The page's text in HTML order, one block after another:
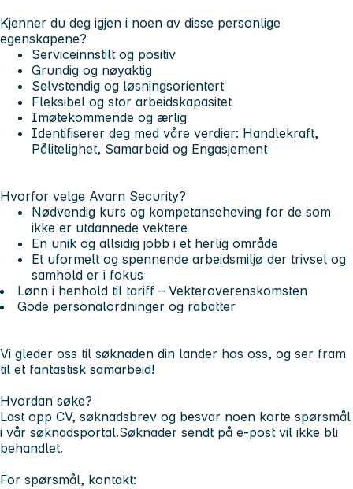
Kjenner du deg igjen i noen av disse personlige
egenskapene?
Serviceinnstilt og positiv
Grundig og nøyaktig
Selvstendig og løsningsorientert
Fleksibel og stor arbeidskapasitet
Imøtekommende og ærlig
Identifiserer deg med våre verdier: Handlekraft,
Pålitelighet, Samarbeid og Engasjement
Hvorfor velge Avarn Security?
Nødvendig kurs og kompetanseheving for de som
ikke er utdannede vektere
En unik og allsidig jobb i et herlig område
Et uformelt og spennende arbeidsmiljø der trivsel og
samhold er i fokus
Lønn i henhold til tariff – Vekteroverenskomsten
Gode personalordninger og rabatter
Vi gleder oss til søknaden din lander hos oss, og ser fram
til et fantastisk samarbeid!
Hvordan søke?
Last opp CV, søknadsbrev og besvar noen korte spørsmål
i vår søknadsportal.Søknader sendt på e-post vil ikke bli
behandlet.
For spørsmål, kontakt: